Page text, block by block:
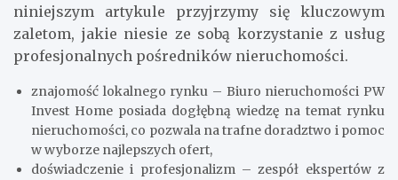
niniejszym artykule przyjrzymy się kluczowym
zaletom, jakie niesie ze sobą korzystanie z usług
profesjonalnych pośredników nieruchomości.
znajomość lokalnego rynku – Biuro nieruchomości PW
Invest Home posiada dogłębną wiedzę na temat rynku
nieruchomości, co pozwala na trafne doradztwo i pomoc
w wyborze najlepszych ofert,
doświadczenie i profesjonalizm – zespół ekspertów z